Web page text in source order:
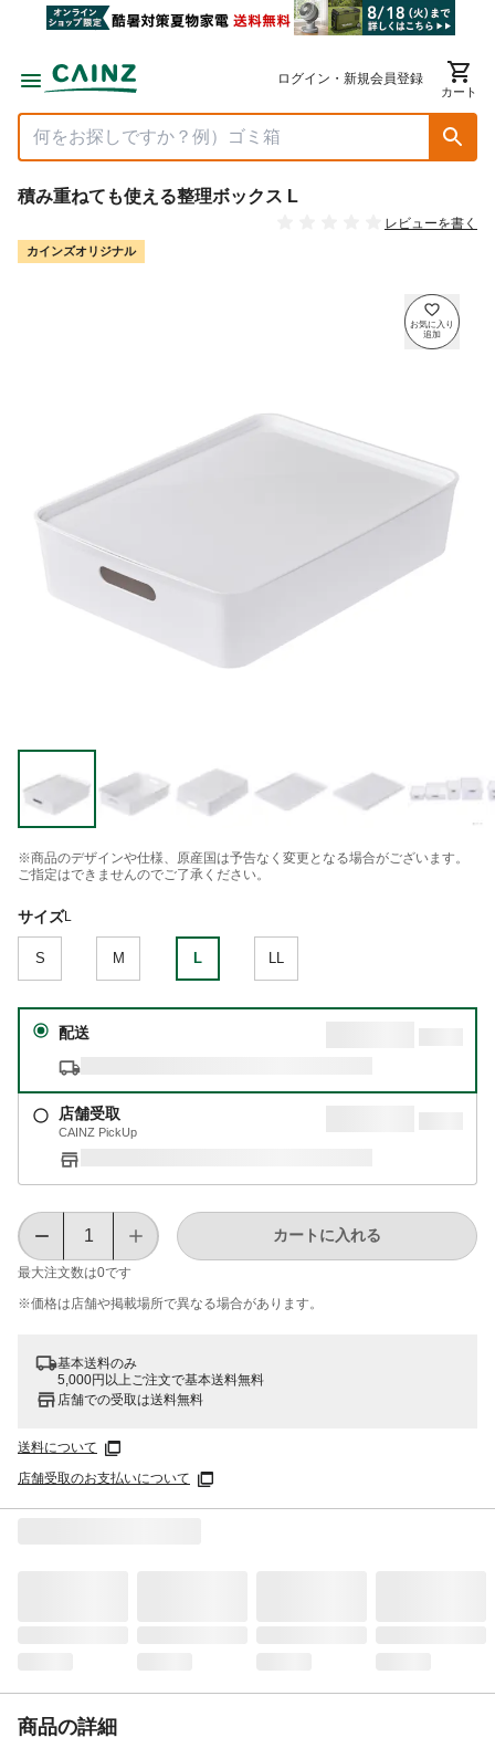
ログイン・新規会員登録
カート
積み重ねても使える整理ボックス L
レビューを書く
カインズオリジナル
※商品のデザインや仕様、原産国は予告なく変更となる場合がございます。
ご指定はできませんのでご了承ください。
サイズL
S M L
配送
店舗受取
CAINZ PickUp
最大注文数は0です
カートに入れる
※価格は​店舗や​掲載場所で​異なる​場合が​あります。
基本送料のみ
5,000円以上ご注文で基本送料無料
店舗での受取は送料無料
送料について
店舗受取のお支払いについて
商品の詳細